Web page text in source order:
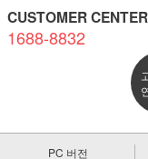
CUSTOMER CENTER
1688-8832
PC 버전